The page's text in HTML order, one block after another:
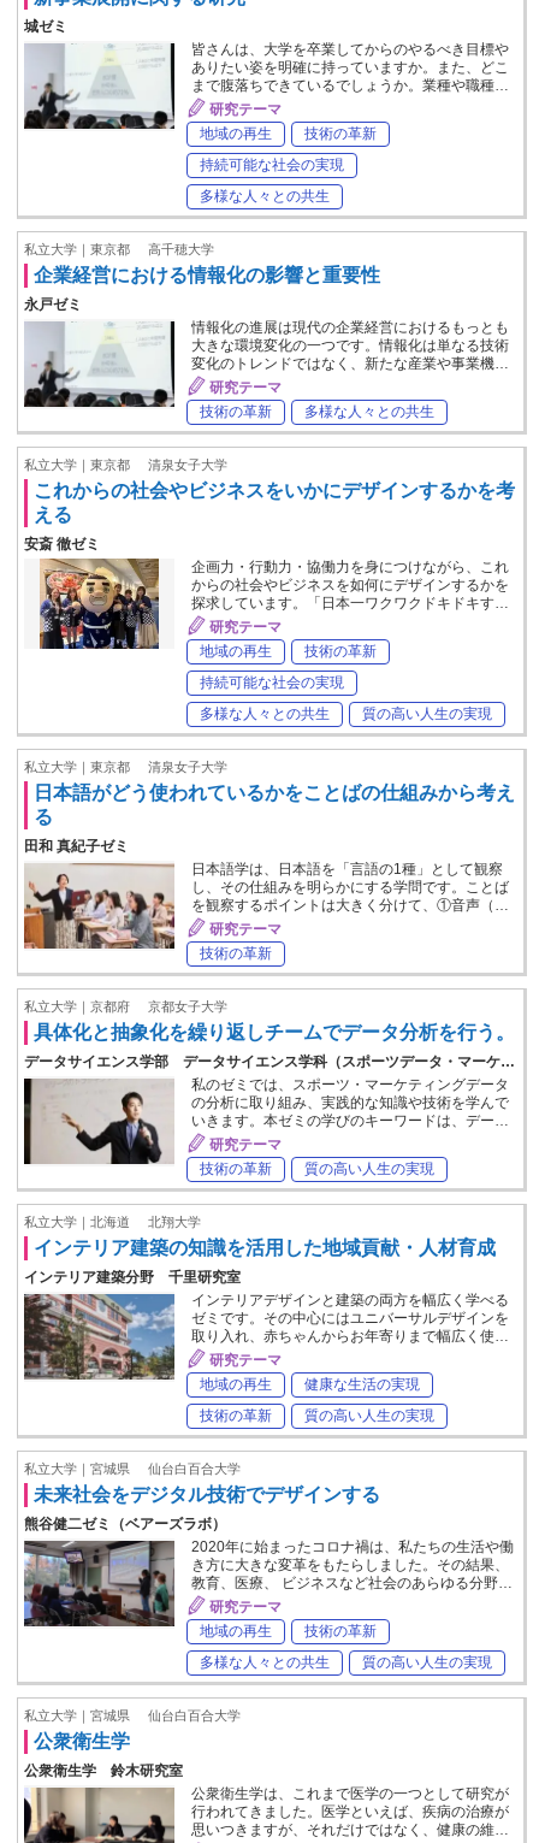
城ゼミ
皆さんは、大学を卒業してからのやるべき目標や
ありたい姿を明確に持っていますか。また、どこ
まで腹落ちできているでしょうか。業種や職種…
研究テーマ
地域の再生
技術の革新
持続可能な社会の実現
多様な人々との共生
私立大学｜東京都 高千穂大学
企業経営における情報化の影響と重要性
永戸ゼミ
情報化の進展は現代の企業経営におけるもっとも
大きな環境変化の一つです。情報化は単なる技術
変化のトレンドではなく、新たな産業や事業機…
研究テーマ
技術の革新
多様な人々との共生
私立大学｜東京都 清泉女子大学
これからの社会やビジネスをいかにデザインするかを考
える
安斎 徹ゼミ
企画力・行動力・協働力を身につけながら、これ
からの社会やビジネスを如何にデザインするかを
探求しています。「日本一ワクワクドキドキす…
研究テーマ
地域の再生
技術の革新
持続可能な社会の実現
多様な人々との共生
質の高い人生の実現
私立大学｜東京都 清泉女子大学
日本語がどう使われているかをことばの仕組みから考え
る
田和 真紀子ゼミ
日本語学は、日本語を「言語の1種」として観察
し、その仕組みを明らかにする学問です。ことば
を観察するポイントは大きく分けて、①音声（…
研究テーマ
技術の革新
私立大学｜京都府 京都女子大学
具体化と抽象化を繰り返しチームでデータ分析を行う。
データサイエンス学部 データサイエンス学科（スポーツデータ・マーケ…
私のゼミでは、スポーツ・マーケティングデータ
の分析に取り組み、実践的な知識や技術を学んで
いきます。本ゼミの学びのキーワードは、デー…
研究テーマ
技術の革新
質の高い人生の実現
私立大学｜北海道 北翔大学
インテリア建築の知識を活用した地域貢献・人材育成
インテリア建築分野 千里研究室
インテリアデザインと建築の両方を幅広く学べる
ゼミです。その中心にはユニバーサルデザインを
取り入れ、赤ちゃんからお年寄りまで幅広く使…
研究テーマ
地域の再生
健康な生活の実現
技術の革新
質の高い人生の実現
私立大学｜宮城県 仙台白百合大学
未来社会をデジタル技術でデザインする
熊谷健二ゼミ（ベアーズラボ）
2020年に始まったコロナ禍は、私たちの生活や働
き方に大きな変革をもたらしました。その結果、
教育、医療、 ビジネスなど社会のあらゆる分野…
研究テーマ
地域の再生
技術の革新
多様な人々との共生
質の高い人生の実現
私立大学｜宮城県 仙台白百合大学
公衆衛生学
公衆衛生学 鈴木研究室
公衆衛生学は、これまで医学の一つとして研究が
行われてきました。医学といえば、疾病の治療が
思いつきますが、それだけではなく、健康の維…